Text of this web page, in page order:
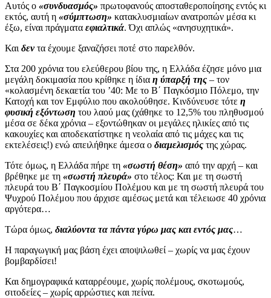
Αυτός ο «συνδυασμός» πρωτοφανούς αποσταθεροποίησης εντός κι
εκτός, αυτή η «σύμπτωση» κατακλυσμιαίων ανατροπών μέσα κι
έξω, είναι πράγματα εφιαλτικά. Όχι απλώς «ανησυχητικά».
Και δεντα έχουμε ξαναζήσει ποτέ στο παρελθόν.
Στα 200 χρόνια του ελεύθερου βίου της, η Ελλάδα έζησε μόνο μια
μεγάλη δοκιμασία που κρίθηκε η ίδια η ύπαρξή της – τον
«κολασμένη δεκαετία του ’40: Με το Β΄ Παγκόσμιο Πόλεμο, την
Κατοχή και τον Εμφύλιο που ακολούθησε. Κινδύνευσε τότε η
φυσική εξόντωση του λαού μας (χάθηκε το 12,5% του πληθυσμού
μέσα σε δέκα χρόνια – εξοντώθηκαν οι μεγάλες ηλικίες από τις
κακουχίες και αποδεκατίστηκε η νεολαία από τις μάχες και τις
εκτελέσεις!) ενώ απειλήθηκε άμεσα ο διαμελισμός της χώρας.
Τότε όμως, η Ελλάδα πήρε τη «σωστή θέση» από την αρχή – και
βρέθηκε με τη «σωστή πλευρά» στο τέλος: Και με τη σωστή
πλευρά του Β΄ Παγκοσμίου Πολέμου και με τη σωστή πλευρά του
Ψυχρού Πολέμου που άρχισε αμέσως μετά και τέλειωσε 40 χρόνια
αργότερα…
Τώρα όμως, διαλύοντα τα πάντα γύρω μας και εντός μας…
Η παραγωγική μας βάση έχει αποψιλωθεί – χωρίς να μας έχουν
βομβαρδίσει!
Και δημογραφικά καταρρέουμε, χωρίς πολέμους, σκοτωμούς,
σιτοδείες – χωρίς αρρώστιες και πείνα.